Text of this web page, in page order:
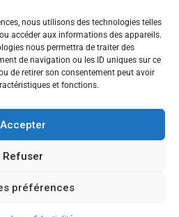
nous utilisons des technologies telles
accéder aux informations des appareils.
nous permettra de traiter des
de navigation ou les ID uniques sur ce
de retirer son consentement peut avoir
et fonctions.
Accepter
Refuser
préférences
CANDIDATEZ MAINTENANT